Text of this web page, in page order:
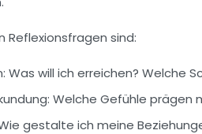
Reflexionsfragen sind:
Was will ich erreichen? Welche
Welche Gefühle prägen
gestalte ich meine